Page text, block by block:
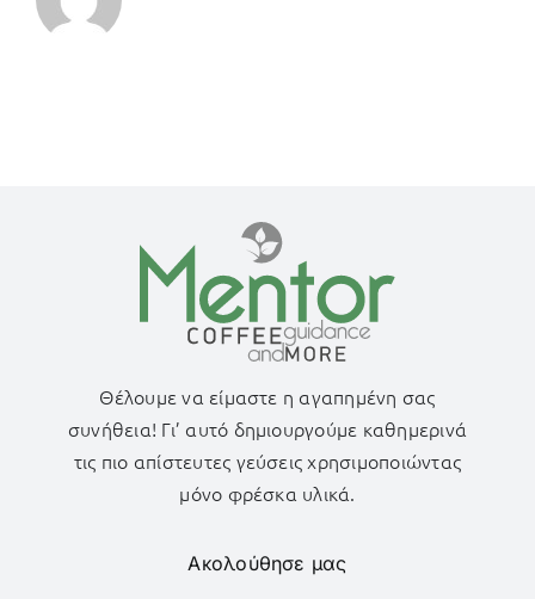
Θέλουμε να είμαστε η αγαπημένη σας
συνήθεια! Γι’ αυτό δημιουργούμε καθημερινά
τις πιο απίστευτες γεύσεις χρησιμοποιώντας
μόνο φρέσκα υλικά.
Ακολούθησε μας